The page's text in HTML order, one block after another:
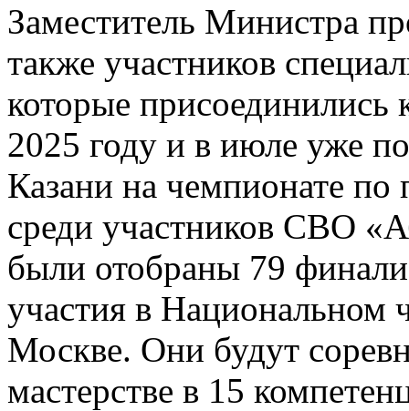
Заместитель Министра
также участников
которые
2025 году и в июле уже
Казани на чемпионате по
среди участников СВО
были отобраны 79
участия в Национальном
Москве. Они будут
мастерстве в 15